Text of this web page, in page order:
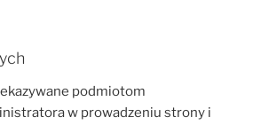
podmiotom
w prowadzeniu strony i